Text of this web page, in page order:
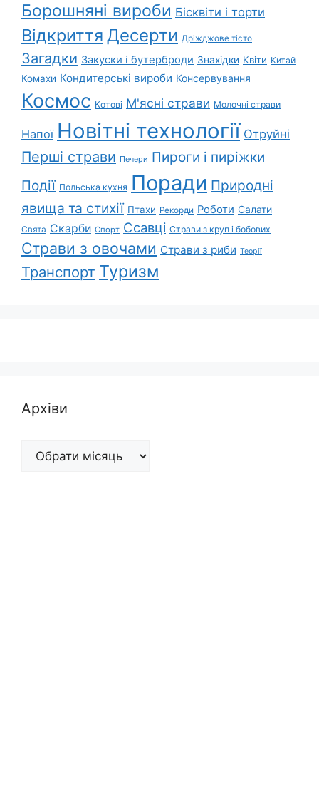
Борошняні вироби Бісквіти і торти
Відкриття Десерти Дріжджове тісто
Загадки Закуски і бутерброди Знахідки Квіти Китай
Комахи Кондитерські вироби Консервування
Космос Котові М'ясні страви Молочні страви
Напої Новітні технології Отруйні
Перші страви Печери Пироги і пиріжки
Події Польська кухня Поради Природні
явища та стихії Птахи Рекорди Роботи Салати
Свята Скарби Спорт Ссавці Страви з круп і бобових
Страви з овочами Страви з риби Теорії
Транспорт Туризм
Архіви
Архіви